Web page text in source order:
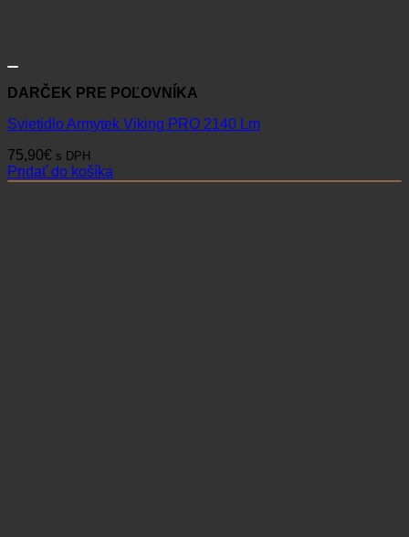
DARČEK PRE POĽOVNÍKA
Svietidlo Armytek Viking PRO 2140 Lm
75,90€ s DPH
Pridať do košíka